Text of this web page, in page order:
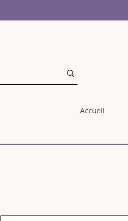
Accueil